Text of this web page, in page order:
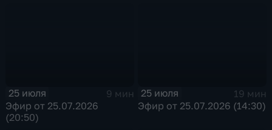
25 июля
9 мин
Эфир от 25.07.2026
(20:50)
25 июля
19 мин
Эфир от 25.07.2026 (14:30)